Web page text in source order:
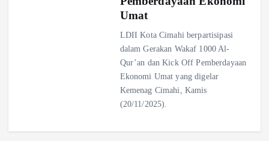
Umat
LDII Kota Cimahi berpartisipasi
dalam Gerakan Wakaf 1000 Al-
Qur’an dan Kick Off Pemberdayaan
Ekonomi Umat yang digelar
Kemenag Cimahi, Kamis
(20/11/2025).